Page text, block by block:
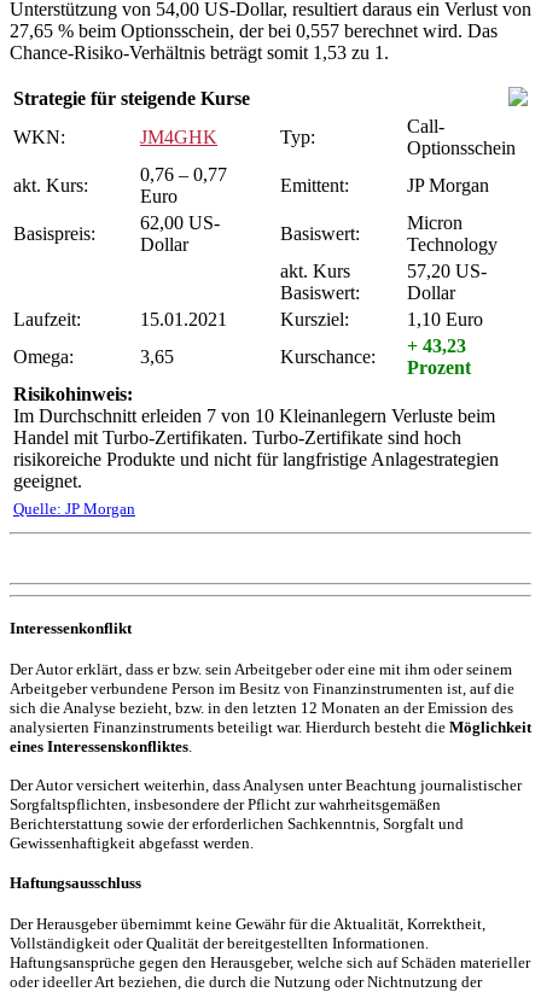
Unterstützung von 54,00 US-Dollar, resultiert daraus ein Verlust von
27,65 % beim Optionsschein, der bei 0,557 berechnet wird. Das
Chance-Risiko-Verhältnis beträgt somit 1,53 zu 1.
Strategie für steigende Kurse
WKN:
JM4GHK Typ:
Call-
Optionsschein
akt. Kurs:
0,76 – 0,77
Euro
Emittent: JP Morgan
Basispreis:
62,00 US-
Dollar
Basiswert:
Micron
Technology
akt. Kurs
Basiswert:
57,20 US-
Dollar
Laufzeit:
15.01.2021 Kursziel:
1,10 Euro
Omega:
3,65 Kurschance:
+ 43,23
Prozent
Risikohinweis:
Im Durchschnitt erleiden 7 von 10 Kleinanlegern Verluste beim
Handel mit Turbo-Zertifikaten. Turbo-Zertifikate sind hoch
risikoreiche Produkte und nicht für langfristige Anlagestrategien
geeignet.
Quelle: JP Morgan
Interessenkonflikt
Der Autor erklärt, dass er bzw. sein Arbeitgeber oder eine mit ihm oder seinem
Arbeitgeber verbundene Person im Besitz von Finanzinstrumenten ist, auf die
sich die Analyse bezieht, bzw. in den letzten 12 Monaten an der Emission des
analysierten Finanzinstruments beteiligt war. Hierdurch besteht die Möglichkeit
eines Interessenskonfliktes
Der Autor versichert weiterhin, dass Analysen unter Beachtung journalistischer
Sorgfaltspflichten, insbesondere der Pflicht zur wahrheitsgemäßen
Berichterstattung sowie der erforderlichen Sachkenntnis, Sorgfalt und
Gewissenhaftigkeit abgefasst werden.
Haftungsausschluss
Der Herausgeber übernimmt keine Gewähr für die Aktualität, Korrektheit,
Vollständigkeit oder Qualität der bereitgestellten Informationen.
Haftungsansprüche gegen den Herausgeber, welche sich auf Schäden materieller
oder ideeller Art beziehen, die durch die Nutzung oder Nichtnutzung der